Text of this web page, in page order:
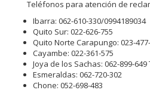
Teléfonos para atención de
Ibarra: 062-610-330/0994189034
Quito Sur: 022-626-755
Quito Norte Carapungo: 023-
Cayambe: 022-361-575
Joya de los Sachas: 062-899-649
Esmeraldas: 062-720-302
Chone: 052-698-483